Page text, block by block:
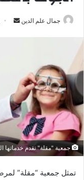
جمال علم الدين
أرسل
جمعية "مقلة" تقدم خدماتها الطبية لأكثر من 290
تمثل جمعية “مقلة”